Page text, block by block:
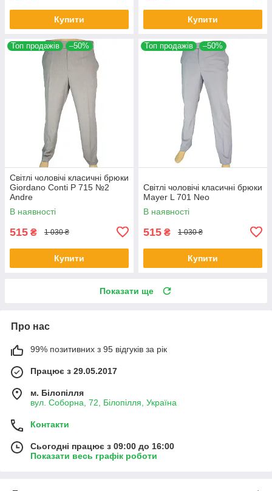
Купити Купити
Топ продажів –50%
Світлі чоловічі класичні брюки
Giordano Conti P 715 №2
Andre
В наявності
515 ₴ 1 030 ₴
Купити
Топ продажів –50%
Світлі чоловічі класичні брюки
Mayer L 701 Neo
В наявності
515 ₴ 1 030 ₴
Купити
Показати ще
Про нас
99% позитивних з 95 відгуків за рік
Працює з 29.05.2017
м. Білопілля
вул. Соборна, 72, Білопілля, Україна
Контакти
Сьогодні працює з 09:00 до 16:00
Показати весь графік роботи